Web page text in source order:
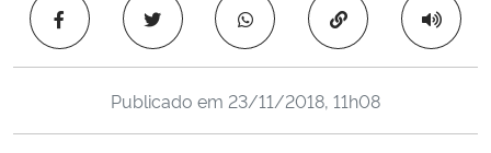
Ministério da Saúde
Ministério de Minas e Energia
Ministério da Ciência, Tecnologia, Inovações e Comunicações
Copiar para área
Publicado em 23/11/2018, 11h08